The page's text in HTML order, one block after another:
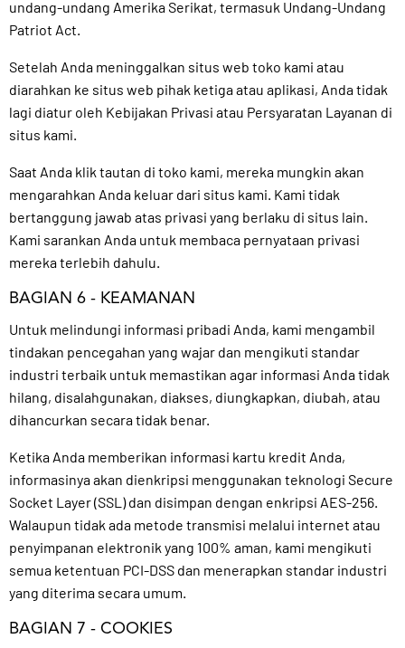
undang-undang Amerika Serikat, termasuk Undang-Undang
Patriot Act.
Setelah Anda meninggalkan situs web toko kami atau
diarahkan ke situs web pihak ketiga atau aplikasi, Anda tidak
lagi diatur oleh Kebijakan Privasi atau Persyaratan Layanan di
situs kami.
Saat Anda klik tautan di toko kami, mereka mungkin akan
mengarahkan Anda keluar dari situs kami. Kami tidak
bertanggung jawab atas privasi yang berlaku di situs lain.
Kami sarankan Anda untuk membaca pernyataan privasi
mereka terlebih dahulu.
BAGIAN 6 - KEAMANAN
Untuk melindungi informasi pribadi Anda, kami mengambil
tindakan pencegahan yang wajar dan mengikuti standar
industri terbaik untuk memastikan agar informasi Anda tidak
hilang, disalahgunakan, diakses, diungkapkan, diubah, atau
dihancurkan secara tidak benar.
Ketika Anda memberikan informasi kartu kredit Anda,
informasinya akan dienkripsi menggunakan teknologi Secure
Socket Layer (SSL) dan disimpan dengan enkripsi AES-256.
Walaupun tidak ada metode transmisi melalui internet atau
penyimpanan elektronik yang 100% aman, kami mengikuti
semua ketentuan PCI-DSS dan menerapkan standar industri
yang diterima secara umum.
BAGIAN 7 - COOKIES